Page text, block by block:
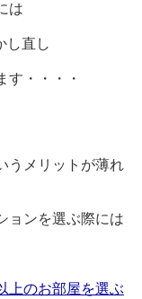
は
し直し
す・・・・
うメリットが薄れ
ョンを選ぶ際には
上のお部屋を選ぶ